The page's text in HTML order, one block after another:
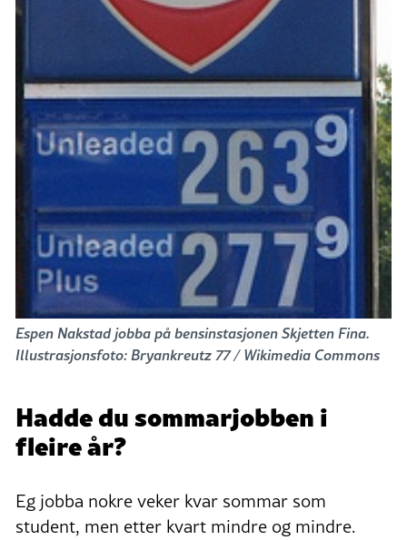
Espen Nakstad jobba på bensinstasjonen Skjetten Fina.
Illustrasjonsfoto: Bryankreutz 77 / Wikimedia Commons
Hadde du sommarjobben i
fleire år?
Eg jobba nokre veker kvar sommar som
student, men etter kvart mindre og mindre.